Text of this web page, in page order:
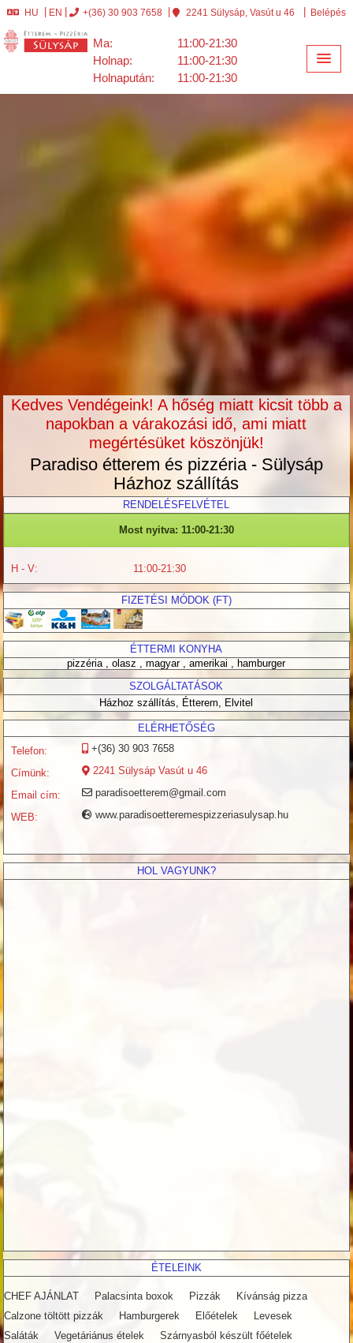
HU EN +(36) 30 903 7658 2241 Sülysáp, Vasút u 46 Belépés
Ma:
11:00-21:30
Holnap:
11:00-21:30
Holnapután:
11:00-21:30
Kedves Vendégeink! A hőség miatt kicsit több a
napokban a várakozási idő, ami miatt
megértésüket köszönjük!
Paradiso étterem és pizzéria - Sülysáp
Házhoz szállítás
RENDELÉSFELVÉTEL
Most nyitva: 11:00-21:30
H - V: 11:00-21:30
FIZETÉSI MÓDOK (FT)
ÉTTERMI KONYHA
pizzéria , olasz , magyar , amerikai , hamburger
SZOLGÁLTATÁSOK
Házhoz szállítás, Étterem, Elvitel
ELÉRHETŐSÉG
Telefon:
+(36) 30 903 7658
Címünk: 2241 Sülysáp Vasút u 46
Email cím: paradisoetterem@gmail.com
WEB: www.paradisoetteremespizzeriasulysap.hu
HOL VAGYUNK?
ÉTELEINK
CHEF AJÁNLAT Palacsinta boxok Pizzák
Kívánság pizza
Calzone töltött pizzák
Hamburgerek Előételek
Levesek
Saláták
Vegetáriánus ételek
Szárnyasból készült főételek